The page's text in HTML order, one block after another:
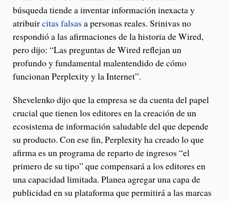
búsqueda tiende a inventar información inexacta y
atribuircitas falsas a personas reales. Srinivas no
respondió a las afirmaciones de la historia de Wired,
pero dijo: “Las preguntas de Wired reflejan un
profundo y fundamental malentendido de cómo
funcionan Perplexity y la Internet”.
Shevelenko dijo que la empresa se da cuenta del papel
crucial que tienen los editores en la creación de un
ecosistema de información saludable del que depende
su producto. Con ese fin, Perplexity ha creado lo que
afirma es un programa de reparto de ingresos “el
primero de su tipo” que compensará a los editores en
una capacidad limitada. Planea agregar una capa de
publicidad en su plataforma que permitirá a las marcas